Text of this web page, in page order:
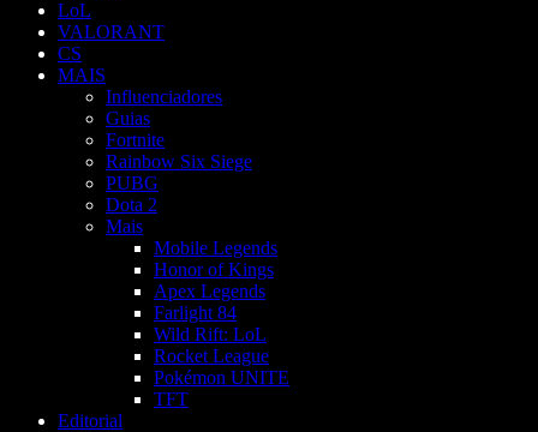
LoL
VALORANT
CS
MAIS
Influenciadores
Guias
Fortnite
Rainbow Six Siege
PUBG
Dota 2
Mais
Mobile Legends
Honor of Kings
Apex Legends
Farlight 84
Wild Rift: LoL
Rocket League
Pokémon UNITE
TFT
Editorial